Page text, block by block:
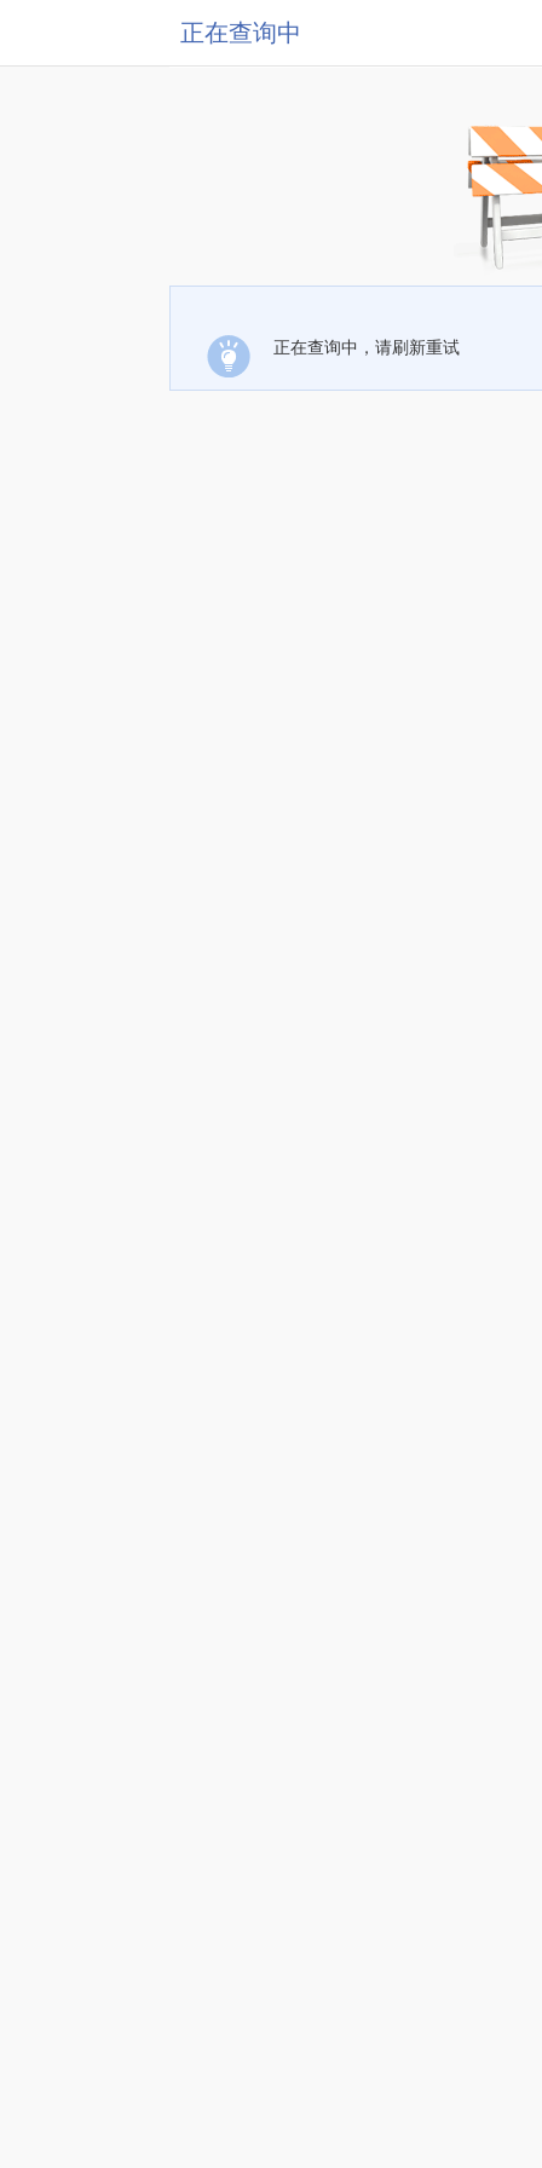
正在查询中
正在查询中，请刷新重试